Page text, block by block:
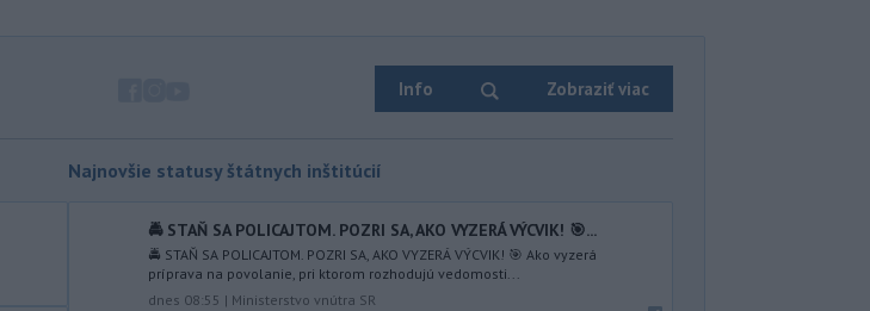
očakávajú, že dohoda bude uzavretá
Reuters nemenovaný americký
predstaviteľ, píše TASR.
Úrady vo východnej Číne v
Info Zobraziť viac
Najnovšie statusy štátnych inštitúcií
🚔 STAŇ SA POLICAJTOM. POZRI SA, AKO VYZERÁ VÝCVIK! 🎯...
🚔 STAŇ SA POLICAJTOM. POZRI SA, AKO VYZERÁ VÝCVIK! 🎯 Ako vyzerá
príprava na povolanie, pri ktorom rozhodujú vedomosti...
dnes 08:55 | Ministerstvo vnútra SR